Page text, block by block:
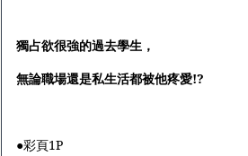
獨占欲很強的過去學生，
無論職場還是私生活都被他疼愛!?
●彩頁1P